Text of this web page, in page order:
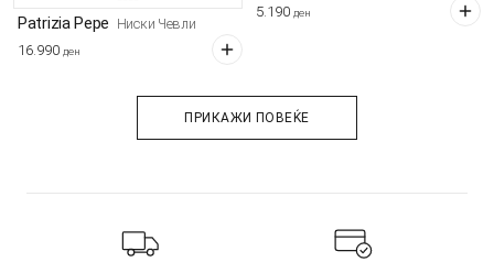
Patrizia Pepe Ниски Чевли
16.990 ден
5.190 ден
ПРИКАЖИ ПОВЕЌЕ